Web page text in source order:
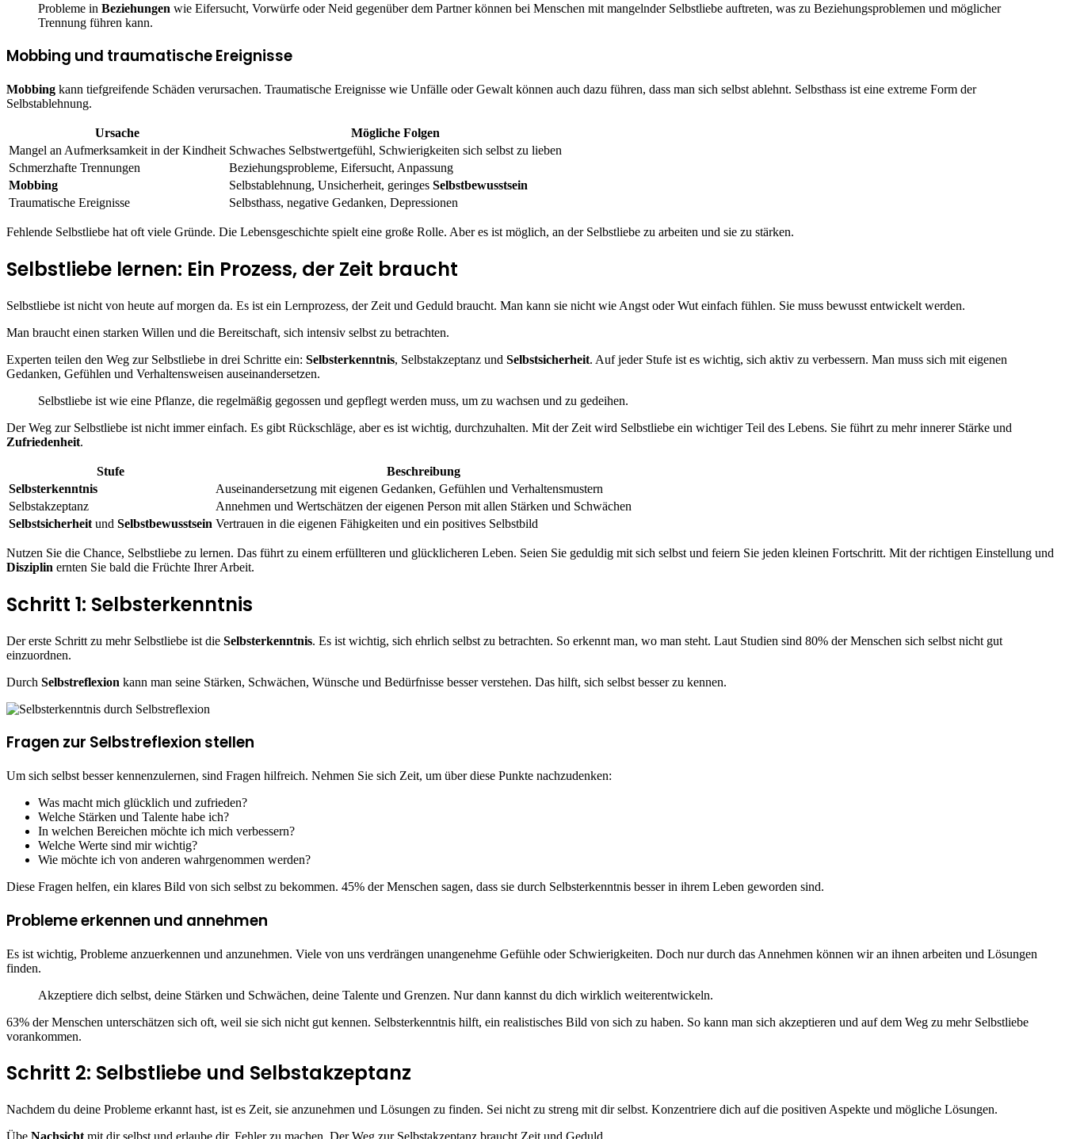
Probleme in Beziehungen wie Eifersucht, Vorwürfe oder Neid gegenüber dem Partner können bei Menschen mit mangelnder Selbstliebe auftreten, was zu Beziehungsproblemen und möglicher
Trennung führen kann.
Mobbing und traumatische Ereignisse
Mobbing kann tiefgreifende Schäden verursachen. Traumatische Ereignisse wie Unfälle oder Gewalt können auch dazu führen, dass man sich selbst ablehnt. Selbsthass ist eine extreme Form der
Selbstablehnung.
Ursache
Mögliche Folgen
Mangel an Aufmerksamkeit in der Kindheit Schwaches Selbstwertgefühl, Schwierigkeiten sich selbst zu lieben
Schmerzhafte Trennungen
Beziehungsprobleme, Eifersucht, Anpassung
Mobbing
Selbstablehnung, Unsicherheit, geringes Selbstbewusstsein
Traumatische Ereignisse
Selbsthass, negative Gedanken, Depressionen
Fehlende Selbstliebe hat oft viele Gründe. Die Lebensgeschichte spielt eine große Rolle. Aber es ist möglich, an der Selbstliebe zu arbeiten und sie zu stärken.
Selbstliebe lernen: Ein Prozess, der Zeit braucht
Selbstliebe ist nicht von heute auf morgen da. Es ist ein Lernprozess, der Zeit und Geduld braucht. Man kann sie nicht wie Angst oder Wut einfach fühlen. Sie muss bewusst entwickelt werden.
Man braucht einen starken Willen und die Bereitschaft, sich intensiv selbst zu betrachten.
Experten teilen den Weg zur Selbstliebe in drei Schritte ein: Selbsterkenntnis, Selbstakzeptanz und Selbstsicherheit. Auf jeder Stufe ist es wichtig, sich aktiv zu verbessern. Man muss sich mit eigenen
Gedanken, Gefühlen und Verhaltensweisen auseinandersetzen.
Selbstliebe ist wie eine Pflanze, die regelmäßig gegossen und gepflegt werden muss, um zu wachsen und zu gedeihen.
Der Weg zur Selbstliebe ist nicht immer einfach. Es gibt Rückschläge, aber es ist wichtig, durchzuhalten. Mit der Zeit wird Selbstliebe ein wichtiger Teil des Lebens. Sie führt zu mehr innerer Stärke und
Zufriedenheit.
Stufe
Beschreibung
Selbsterkenntnis
Auseinandersetzung mit eigenen Gedanken, Gefühlen und Verhaltensmustern
Selbstakzeptanz
Annehmen und Wertschätzen der eigenen Person mit allen Stärken und Schwächen
Selbstsicherheit und Selbstbewusstsein Vertrauen in die eigenen Fähigkeiten und ein positives Selbstbild
Nutzen Sie die Chance, Selbstliebe zu lernen. Das führt zu einem erfüllteren und glücklicheren Leben. Seien Sie geduldig mit sich selbst und feiern Sie jeden kleinen Fortschritt. Mit der richtigen Einstellung und
Disziplin ernten Sie bald die Früchte Ihrer Arbeit.
Schritt 1: Selbsterkenntnis
Der erste Schritt zu mehr Selbstliebe ist die Selbsterkenntnis. Es ist wichtig, sich ehrlich selbst zu betrachten. So erkennt man, wo man steht. Laut Studien sind 80% der Menschen sich selbst nicht gut
einzuordnen.
Durch Selbstreflexion kann man seine Stärken, Schwächen, Wünsche und Bedürfnisse besser verstehen. Das hilft, sich selbst besser zu kennen.
Fragen zur Selbstreflexion stellen
Um sich selbst besser kennenzulernen, sind Fragen hilfreich. Nehmen Sie sich Zeit, um über diese Punkte nachzudenken:
Was macht mich glücklich und zufrieden?
Welche Stärken und Talente habe ich?
In welchen Bereichen möchte ich mich verbessern?
Welche Werte sind mir wichtig?
Wie möchte ich von anderen wahrgenommen werden?
Diese Fragen helfen, ein klares Bild von sich selbst zu bekommen. 45% der Menschen sagen, dass sie durch Selbsterkenntnis besser in ihrem Leben geworden sind.
Probleme erkennen und annehmen
Es ist wichtig, Probleme anzuerkennen und anzunehmen. Viele von uns verdrängen unangenehme Gefühle oder Schwierigkeiten. Doch nur durch das Annehmen können wir an ihnen arbeiten und Lösungen
finden.
Akzeptiere dich selbst, deine Stärken und Schwächen, deine Talente und Grenzen. Nur dann kannst du dich wirklich weiterentwickeln.
63% der Menschen unterschätzen sich oft, weil sie sich nicht gut kennen. Selbsterkenntnis hilft, ein realistisches Bild von sich zu haben. So kann man sich akzeptieren und auf dem Weg zu mehr Selbstliebe
vorankommen.
Schritt 2: Selbstliebe und Selbstakzeptanz
Nachdem du deine Probleme erkannt hast, ist es Zeit, sie anzunehmen und Lösungen zu finden. Sei nicht zu streng mit dir selbst. Konzentriere dich auf die positiven Aspekte und mögliche Lösungen.